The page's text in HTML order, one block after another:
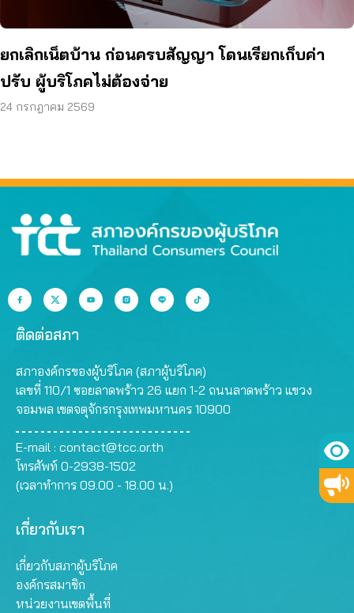
ยกเลิกเน็ตบ้าน ก่อนครบสัญญา โดนเรียกเก็บค่า
ปรับ ผู้บริโภคไม่ต้องจ่าย
24 กรกฎาคม 2569
ติดต่อสภา
สภาองค์กรของผู้บริโภค (สภาผู้บริโภค)
เลขที่ 110/1 ซอยลาดพร้าว 26 แยก 1-2 ถนนลาดพร้าว แขวง
จอมพล เขตจตุจักรกรุงเทพมหานคร 10900
E-mail : contact@tcc.or.th
โทรศัพท์ 0-2938-1502
(เวลาทำการ 09.00 - 18.00 น.)
เกี่ยวกับเรา
เกี่ยวกับสภาผู้บริโภค
องค์กรสมาชิก
หน่วยงานเขตพื้นที่